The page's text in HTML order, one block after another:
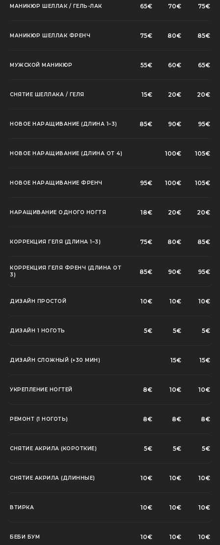
МАНИКЮР ШЕЛЛАК / ГЕЛЬ-ЛАК 65€ 70€ 75€
МАНИКЮР ШЕЛЛАК ФРЕНЧ 75€ 80€ 85€
МУЖСКОЙ МАНИКЮР 55€ 60€ 65€
СНЯТИЕ ШЕЛЛАКА / ГЕЛЯ 15€ 20€ 20€
НОВОЕ НАРАЩИВАНИЕ (ДЛИНА 1–3) 85€ 90€ 95€
НОВОЕ НАРАЩИВАНИЕ (ДЛИНА ОТ 4) 100€ 105€
НОВОЕ НАРАЩИВАНИЕ ФРЕНЧ 95€ 100€ 105€
НАРАЩИВАНИЕ ОДНОГО НОГТЯ 18€ 20€ 20€
КОРРЕКЦИЯ ГЕЛЯ (ДЛИНА 1–3) 75€ 80€ 85€
КОРРЕКЦИЯ ГЕЛЯ ФРЕНЧ (ДЛИНА ОТ
3)
85€ 90€ 95€
ДИЗАЙН ПРОСТОЙ 10€ 10€ 10€
ДИЗАЙН 1 НОГОТЬ 5€ 5€ 5€
ДИЗАЙН СЛОЖНЫЙ (+30 МИН) 15€ 15€
УКРЕПЛЕНИЕ НОГТЕЙ 8€ 10€ 10€
РЕМОНТ (1 НОГОТЬ) 8€ 8€ 8€
СНЯТИЕ АКРИЛА (КОРОТКИЕ) 5€ 5€ 5€
СНЯТИЕ АКРИЛА (ДЛИННЫЕ) 10€ 10€ 10€
ВТИРКА 10€ 10€ 10€
БЕБИ БУМ 10€ 10€ 10€